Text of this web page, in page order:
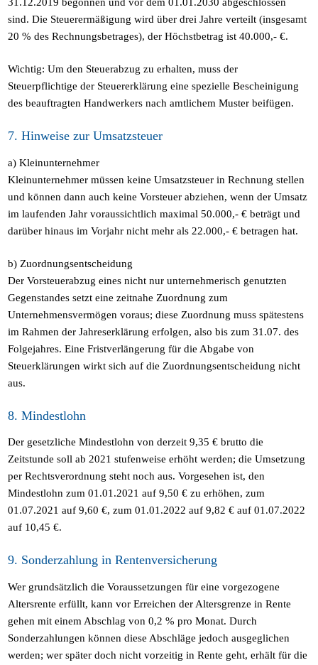
sind. Die Steuerermäßigung wird über drei Jahre verteilt (insgesamt
20 % des Rechnungsbetrages), der Höchstbetrag ist 40.000,- €.
Wichtig: Um den Steuerabzug zu erhalten, muss der
Steuerpflichtige der Steuererklärung eine spezielle Bescheinigung
des beauftragten Handwerkers nach amtlichem Muster beifügen.
7. Hinweise zur Umsatzsteuer
a) Kleinunternehmer
Kleinunternehmer müssen keine Umsatzsteuer in Rechnung stellen
und können dann auch keine Vorsteuer abziehen, wenn der Umsatz
im laufenden Jahr voraussichtlich maximal 50.000,- € beträgt und
darüber hinaus im Vorjahr nicht mehr als 22.000,- € betragen hat.
b) Zuordnungsentscheidung
Der Vorsteuerabzug eines nicht nur unternehmerisch genutzten
Gegenstandes setzt eine zeitnahe Zuordnung zum
Unternehmensvermögen voraus; diese Zuordnung muss spätestens
im Rahmen der Jahreserklärung erfolgen, also bis zum 31.07. des
Folgejahres. Eine Fristverlängerung für die Abgabe von
Steuerklärungen wirkt sich auf die Zuordnungsentscheidung nicht
aus.
8. Mindestlohn
Der gesetzliche Mindestlohn von derzeit 9,35 € brutto die
Zeitstunde soll ab 2021 stufenweise erhöht werden; die Umsetzung
per Rechtsverordnung steht noch aus. Vorgesehen ist, den
Mindestlohn zum 01.01.2021 auf 9,50 € zu erhöhen, zum
01.07.2021 auf 9,60 €, zum 01.01.2022 auf 9,82 € auf 01.07.2022
auf 10,45 €.
9. Sonderzahlung in Rentenversicherung
Wer grundsätzlich die Voraussetzungen für eine vorgezogene
Altersrente erfüllt, kann vor Erreichen der Altersgrenze in Rente
gehen mit einem Abschlag von 0,2 % pro Monat. Durch
Sonderzahlungen können diese Abschläge jedoch ausgeglichen
werden; wer später doch nicht vorzeitig in Rente geht, erhält für die